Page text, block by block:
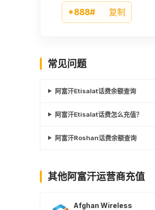
*888# 复制
常见问题
阿富汗Etisalat话费余额查询
阿富汗Etisalat话费怎么充值？
阿富汗Roshan话费余额查询
其他阿富汗运营商充值
Afghan Wireless